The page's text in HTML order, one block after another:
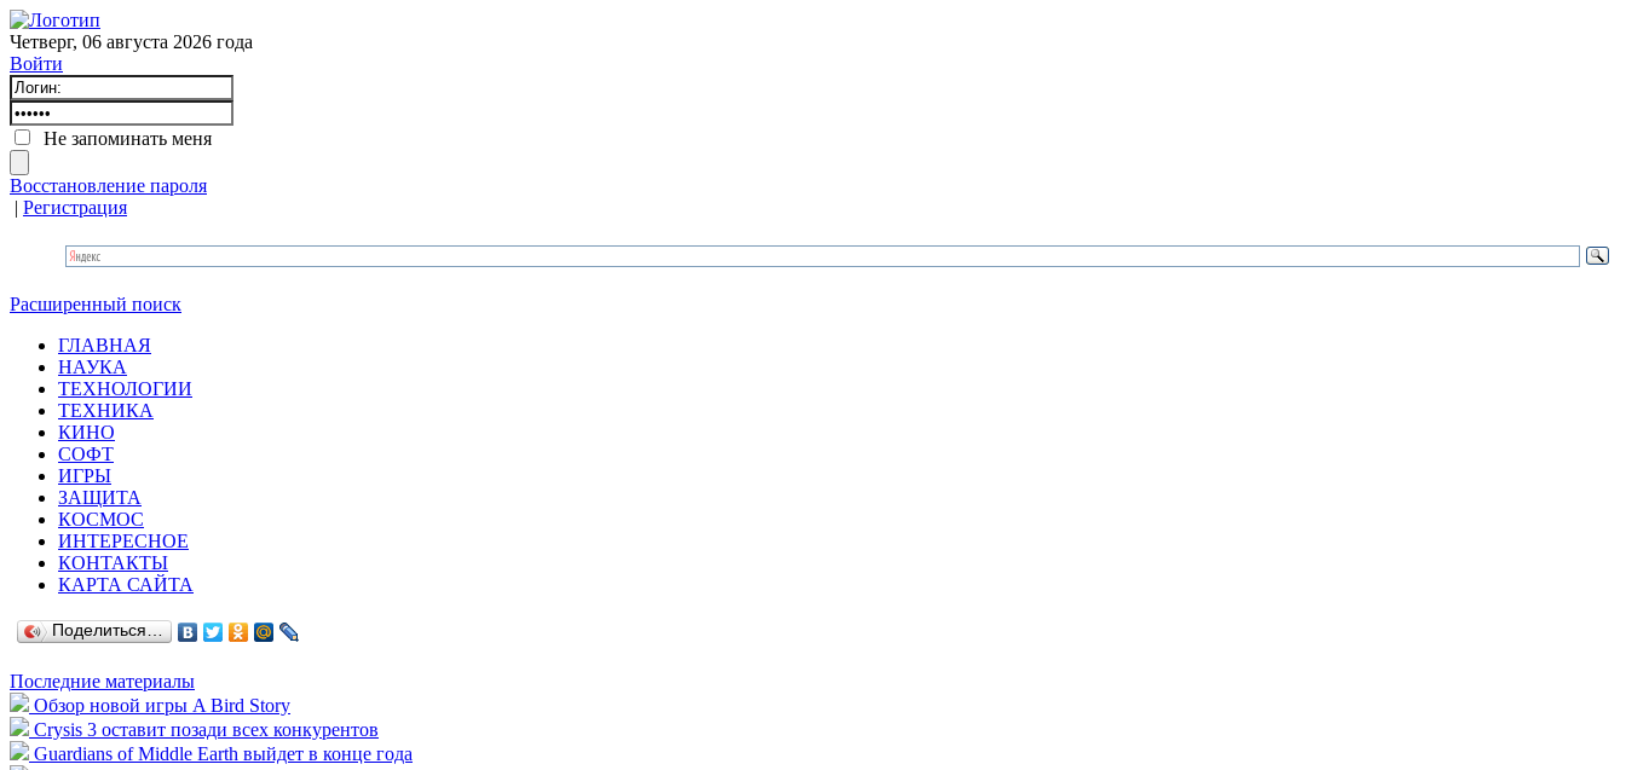
Четверг, 06 августа 2026 года
Войти
Не запоминать меня
Восстановление пароля
| Регистрация
Расширенный поиск
ГЛАВНАЯ
НАУКА
ТЕХНОЛОГИИ
ТЕХНИКА
КИНО
СОФТ
ИГРЫ
ЗАЩИТА
КОСМОС
ИНТЕРЕСНОЕ
КОНТАКТЫ
КАРТА САЙТА
Поделиться…
Последние материалы
Обзор новой игры A Bird Story
Crysis 3 оставит позади всех конкурентов
Guardians of Middle Earth выйдет в конце года